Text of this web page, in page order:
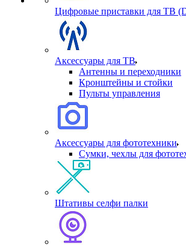
Цифровые приставки для ТВ
Аксессуары для ТВ
Антенны и переходники
Кронштейны и стойки
Пульты управления
Аксессуары для фототехники
Сумки, чехлы для
Штативы селфи палки